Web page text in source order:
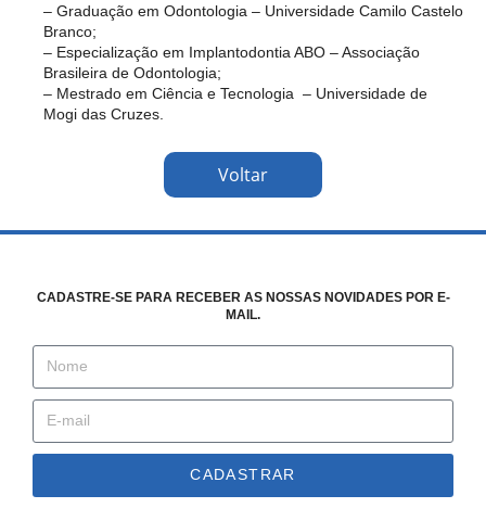
– Graduação em Odontologia – Universidade Camilo Castelo
Branco;
– Especialização em Implantodontia ABO – Associação
Brasileira de Odontologia;
– Mestrado em Ciência e Tecnologia – Universidade de
Mogi das Cruzes.
Voltar
CADASTRE-SE PARA RECEBER AS NOSSAS NOVIDADES POR E-
MAIL.
CADASTRAR